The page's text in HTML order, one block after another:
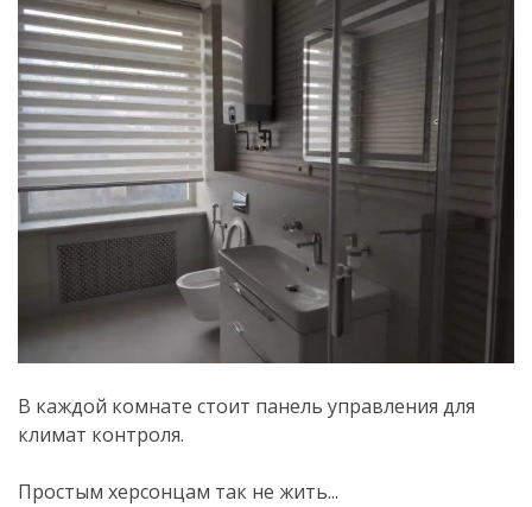
В каждой комнате стоит панель управления для
климат контроля.
Простым херсонцам так не жить...